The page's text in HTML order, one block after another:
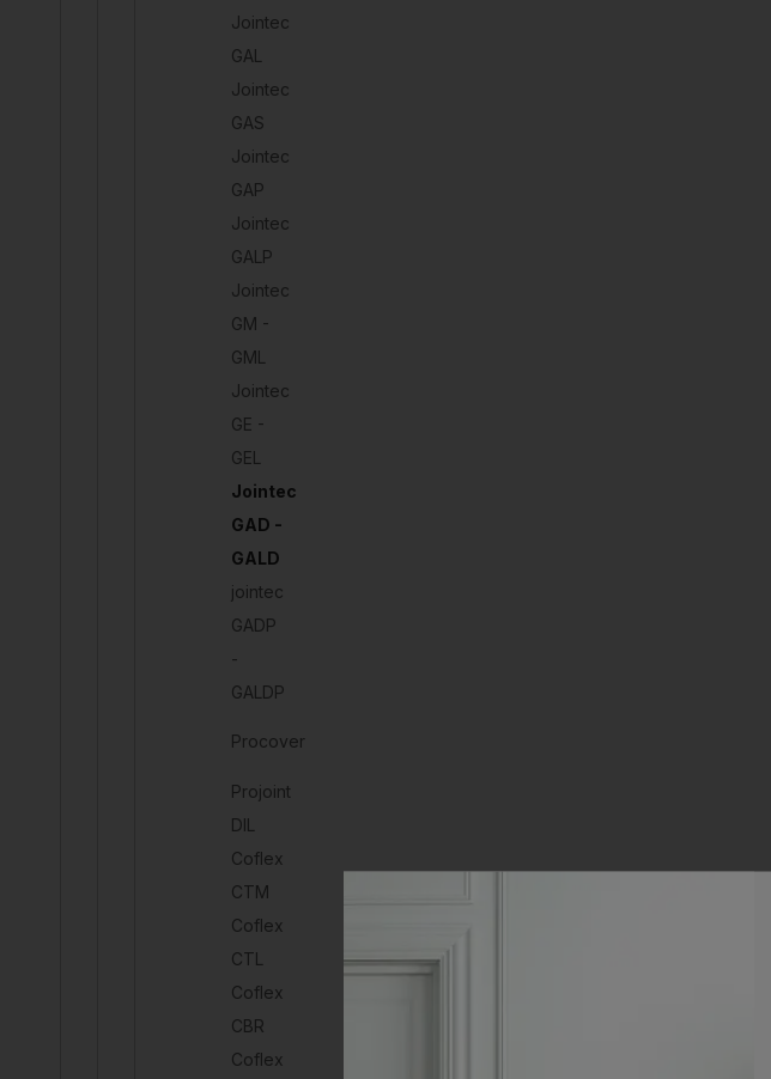
Jointec
GAL
Jointec
GAS
Jointec
GAP
Jointec
GALP
Jointec
GM -
GML
Jointec
GE -
GEL
Jointec
GAD -
GALD
jointec
GADP
-
GALDP
Procover
Projoint
DIL
Coflex
CTM
Coflex
CTL
Coflex
CBR
Coflex